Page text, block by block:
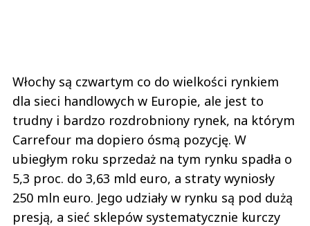
Włochy są czwartym co do wielkości rynkiem
dla sieci handlowych w Europie, ale jest to
trudny i bardzo rozdrobniony rynek, na którym
Carrefour ma dopiero ósmą pozycję. W
ubiegłym roku sprzedaż na tym rynku spadła o
5,3 proc. do 3,63 mld euro, a straty wyniosły
250 mln euro. Jego udziały w rynku są pod dużą
presją, a sieć sklepów systematycznie kurczy